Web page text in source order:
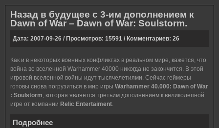
Назад в будущее с 3-им дополнением к
Dawn of War – Dawn of War: Soulstorm.
Дата: 2007-09-26 / Просмотров: 15591 / Комментариев: 26
Как и в некоторых военных конфликтах в реальном мире, кажется, что
война во вселенной Warhammer 40000 никогда не закончится. В этой
игровой вселенной войны идут тысячелетиями. Cейчас геймеры
готовы снова погрузиться в мир игры Warhammer 40.000: Dawn of War
: Soulstorm, которая является третьим дополнением к великолепной
игре от компании Relic Entertaiment.
Подробнее